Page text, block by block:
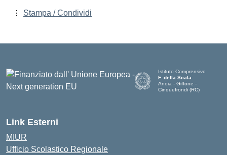
Stampa / Condividi
Istituto Comprensivo
F. della Scala
Anoia - Giffone -
Cinquefrondi (RC)
Link Esterni
MIUR
Ufficio Scolastico Regionale